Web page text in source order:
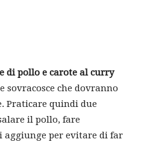
di pollo e carote al curry
che dovranno
Praticare quindi due
il pollo, fare
aggiunge per evitare di far